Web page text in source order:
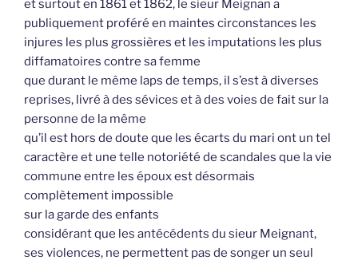
et surtout en 1861 et 1862, le sieur Meignan a
publiquement proféré en maintes circonstances les
injures les plus grossières et les imputations les plus
diffamatoires contre sa femme
que durant le même laps de temps, il s’est à diverses
reprises, livré à des sévices et à des voies de fait sur la
personne de la même
qu’il est hors de doute que les écarts du mari ont un tel
caractère et une telle notoriété de scandales que la vie
commune entre les époux est désormais
complètement impossible
sur la garde des enfants
considérant que les antécédents du sieur Meignant,
ses violences, ne permettent pas de songer un seul